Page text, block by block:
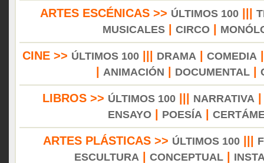
ARTES ESCÉNICAS >> ÚLTIMOS 100
MUSICALES
CIRCO
CINE >> ÚLTIMOS 100||| DRAMA COMEDIA
ANIMACIÓN DOCUMENTAL|
LIBROS >> ÚLTIMOS 100 NARRATIVA
ENSAYO| POESÍA
ARTES PLÁSTICAS >> ÚLTIMOS 100|||
ESCULTURA
CONCEPTUAL